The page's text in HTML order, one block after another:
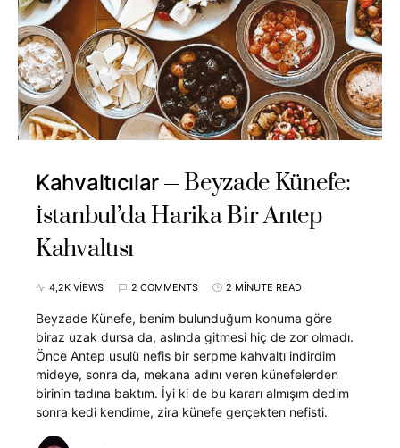
Kahvaltıcılar
Beyzade Künefe:
İstanbul’da Harika Bir Antep
Kahvaltısı
4,2K VIEWS 2 COMMENTS 2 MINUTE READ
Beyzade Künefe, benim bulunduğum konuma göre
biraz uzak dursa da, aslında gitmesi hiç de zor olmadı.
Önce Antep usulü nefis bir serpme kahvaltı indirdim
mideye, sonra da, mekana adını veren künefelerden
birinin tadına baktım. İyi ki de bu kararı almışım dedim
sonra kedi kendime, zira künefe gerçekten nefisti.